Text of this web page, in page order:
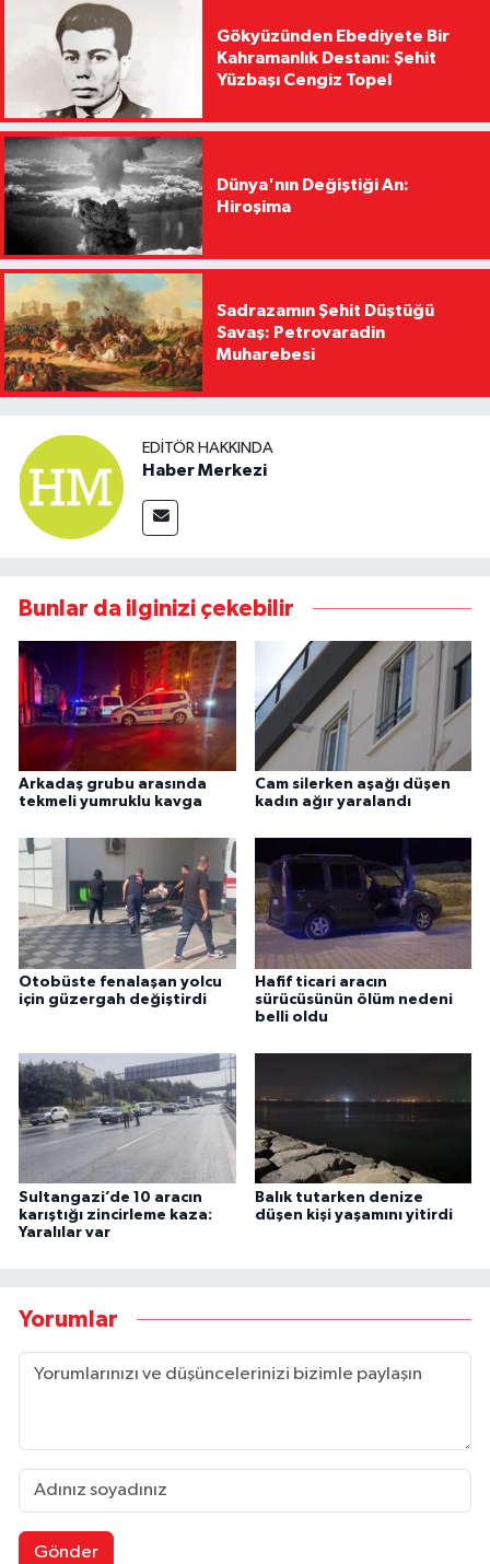
Gökyüzünden Ebediyete Bir
Kahramanlık Destanı: Şehit
Yüzbaşı Cengiz Topel
Dünya'nın Değiştiği An:
Hiroşima
Sadrazamın Şehit Düştüğü
Savaş: Petrovaradin
Muharebesi
EDITÖR HAKKINDA
Haber Merkezi
Bunlar da ilginizi çekebilir
Arkadaş grubu arasında
tekmeli yumruklu kavga
Cam silerken aşağı düşen
kadın ağır yaralandı
Otobüste fenalaşan yolcu
için güzergah değiştirdi
Hafif ticari aracın
sürücüsünün ölüm nedeni
belli oldu
Sultangazi’de 10 aracın
karıştığı zincirleme kaza:
Yaralılar var
Balık tutarken denize
düşen kişi yaşamını yitirdi
Yorumlar
Gönder